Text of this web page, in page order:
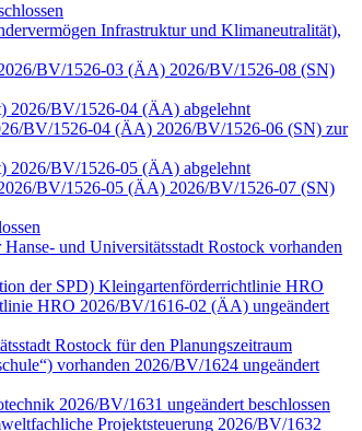
Infrastruktur und Klimaneutralität),
BV/1526-03 (ÄA) 2026/BV/1526-08 (SN)
2026/BV/1526-04 (ÄA) abgelehnt
BV/1526-04 (ÄA) 2026/BV/1526-06 (SN) zur
2026/BV/1526-05 (ÄA) abgelehnt
BV/1526-05 (ÄA) 2026/BV/1526-07 (SN)
und Universitätsstadt Rostock vorhanden
der SPD) Kleingartenförderrichtlinie HRO
HRO 2026/BV/1616-02 (ÄA) ungeändert
Rostock für den Planungszeitraum
vorhanden 2026/BV/1624 ungeändert
2026/BV/1631 ungeändert beschlossen
Projektsteuerung 2026/BV/1632